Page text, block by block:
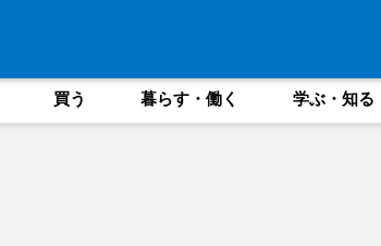
買う 暮らす・働く 学ぶ・知る